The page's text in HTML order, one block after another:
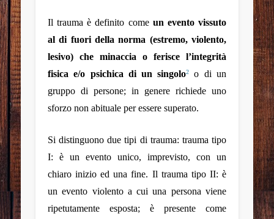
Iltrauma è definito come un evento vissuto
al di fuori della norma (estremo, violento,
lesivo) che minaccia o ferisce l’integrità
fisica e/o psichica di un singolo2
o di un
gruppo di persone; in genere richiede uno
sforzo non abituale per essere superato.
Si distinguono due tipi di trauma: trauma tipo
I: è un evento unico, imprevisto, con un
chiaro inizio ed una fine. Il trauma tipo II: è
un evento violento a cui una persona viene
ripetutamente esposta; è presente come